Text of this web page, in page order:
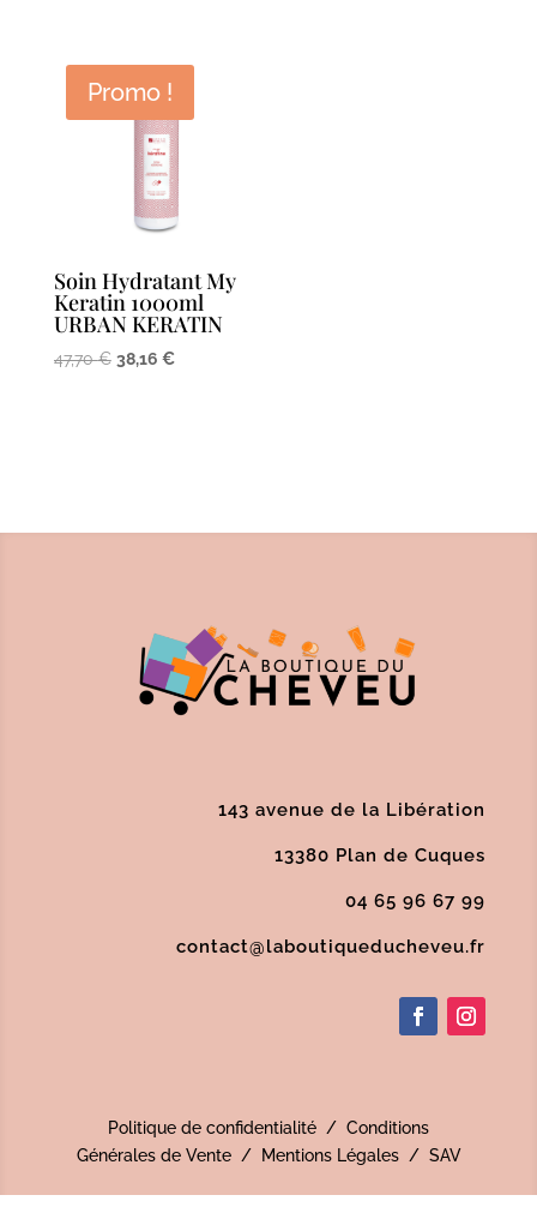
585,00 €.
Promo !
Soin Hydratant My
Keratin 1000ml
URBAN KERATIN
47,70€ Le
38,16 €Le
143 avenue de la Libération
13380 Plan de Cuques
04 65 96 67 99
contact@laboutiqueducheveu.fr
Politique de confidentialité / Conditions
Générales de Vente/ Mentions Légales/ SAV